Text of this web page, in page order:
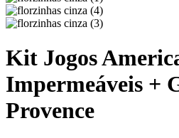
Kit Jogos
Impermeáveis +
Provence